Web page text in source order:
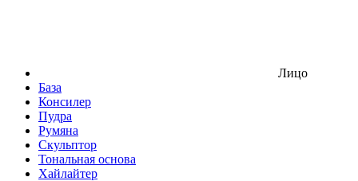
Лицо
База
Консилер
Пудра
Румяна
Скульптор
Тональная основа
Хайлайтер